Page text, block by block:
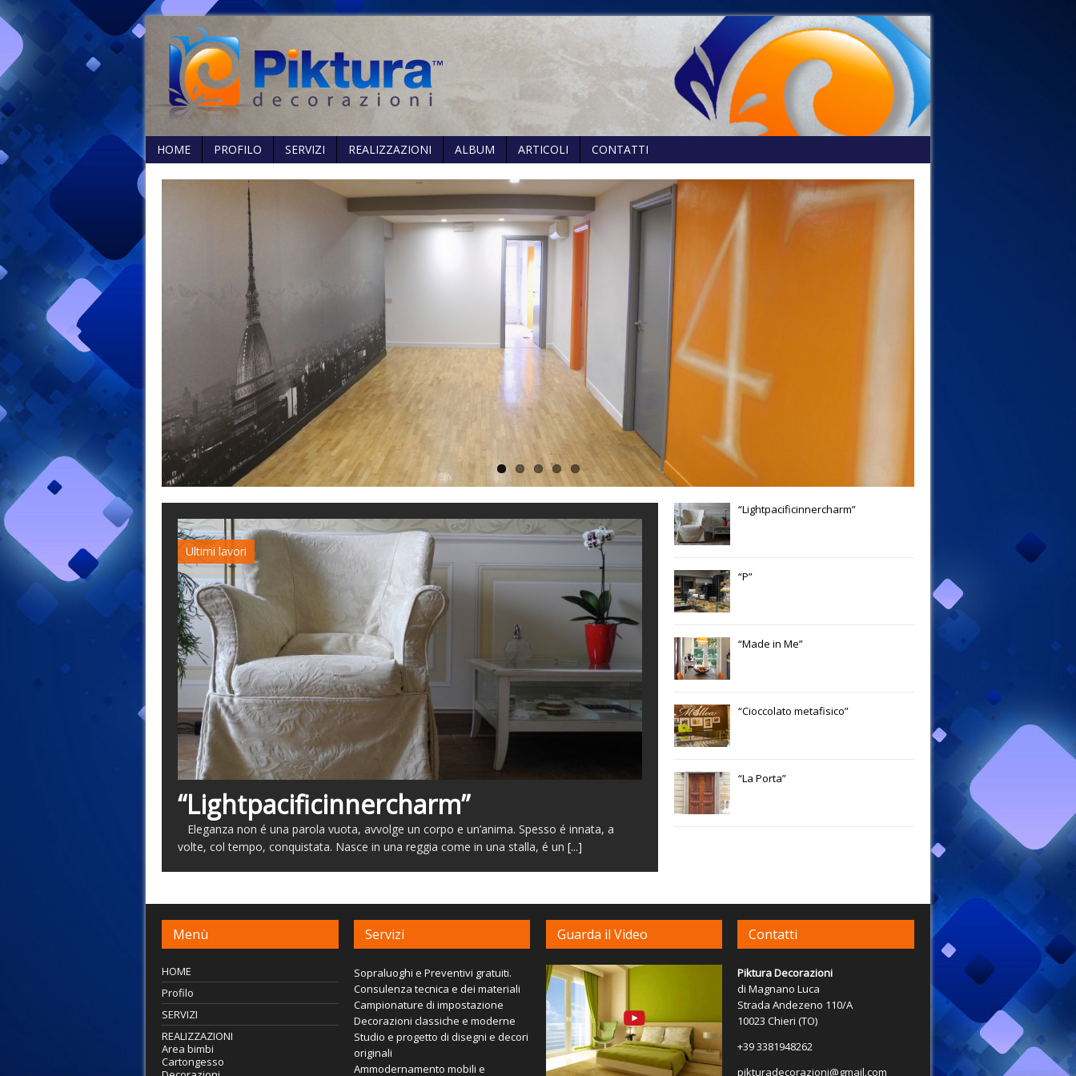
HOME PROFILO SERVIZI REALIZZAZIONI ALBUM ARTICOLI CONTATTI
Ultimi lavori
“Lightpacificinnercharm”
Eleganza non é una parola vuota, avvolge un corpo e un’anima. Spesso é innata, a
volte, col tempo, conquistata. Nasce in una reggia come in una stalla, é un [...]
“Lightpacificinnercharm”
“P”
“Made in Me”
“Cioccolato metafisico”
“La Porta”
Menù
HOME
Profilo
SERVIZI
REALIZZAZIONI
Area bimbi
Cartongesso
Servizi
Sopraluoghi e Preventivi gratuiti.
Consulenza tecnica e dei materiali
Campionature di impostazione
Decorazioni classiche e moderne
Studio e progetto di disegni e decori
originali
Ammodernamento mobili e
Guarda il Video Contatti
Piktura Decorazioni
di Magnano Luca
Strada Andezeno 110/A
10023 Chieri (TO)
+39 3381948262
pikturadecorazioni@gmail.com